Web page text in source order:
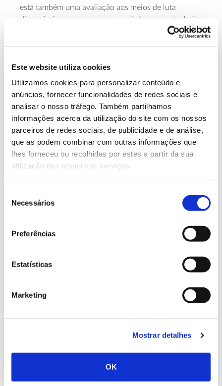
Este website utiliza cookies
Utilizamos cookies para personalizar conteúdo e
anúncios, fornecer funcionalidades de redes sociais e
analisar o nosso tráfego. Também partilhamos
informações acerca da utilização do site com os nossos
parceiros de redes sociais, de publicidade e de análise,
que as podem combinar com outras informações que
lhes forneceu ou recolhidas por estes a partir da sua
utilização dos respetivos serviços.
Necessários
Preferências
Estatísticas
Marketing
Mostrar detalhes
OK
está também uma avaliação aos meios de luta
disponíveis para as pragas associadas ao castanheiro
e à castanha no Parque Natural da Serra de São
com uma visita à estufa de produção de
castanheiros.
Saiba mais sobre este seminário
13.07.2026
Genoma do priolo e de outras espécies em risco:
conhecer para conservar
Registar galhas de Trichi em acácia-das-espigas: